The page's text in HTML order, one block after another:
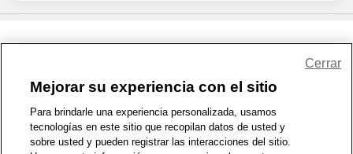
1-800-679-9691 | Contáctenos | Términos de Uso | Accesibilidad
Política de Privacidad | WA Privacy Policy | Mapa del sitio
Zona de Bienestar | © 1999 - 2026 CVS.com
Mejorar su experiencia con el sitio
Para brindarle una experiencia personalizada, usamos
tecnologías en este sitio que recopilan datos de usted y
sobre usted y pueden registrar las interacciones del sitio.
Cerrar